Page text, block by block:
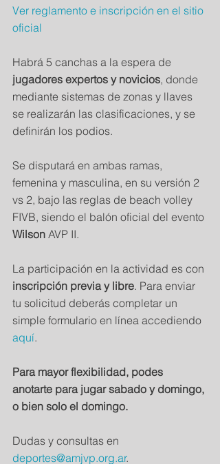
Ver reglamento e inscripción en el sitio
oficial
Habrá 5 canchas a la espera de
jugadores expertos y novicios, donde
mediante sistemas de zonas y llaves
se realizarán las clasificaciones, y se
definirán los podios.
Se disputará en ambas ramas,
femenina y masculina, en su versión 2
vs 2, bajo las reglas de beach volley
FIVB, siendo el balón oficial del evento
Wilson AVP II.
La participación en la actividad es con
inscripción previa y libre. Para enviar
tu solicitud deberás completar un
simple formulario en línea accediendo
aquí.
Para mayor flexibilidad, podes
anotarte para jugar sabado y domingo,
o bien solo el domingo.
Dudas y consultas en
deportes@amjvp.org.ar.